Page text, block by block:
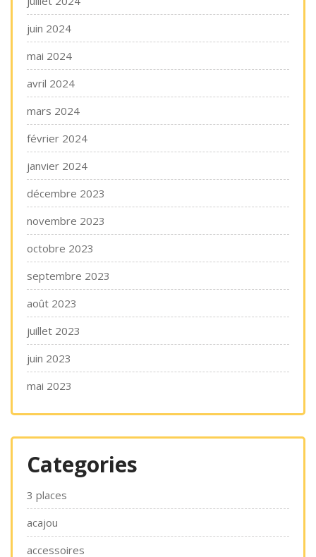
juin 2024
mai 2024
avril 2024
mars 2024
février 2024
janvier 2024
décembre 2023
novembre 2023
octobre 2023
septembre 2023
août 2023
juillet 2023
juin 2023
mai 2023
Categories
3 places
acajou
accessoires